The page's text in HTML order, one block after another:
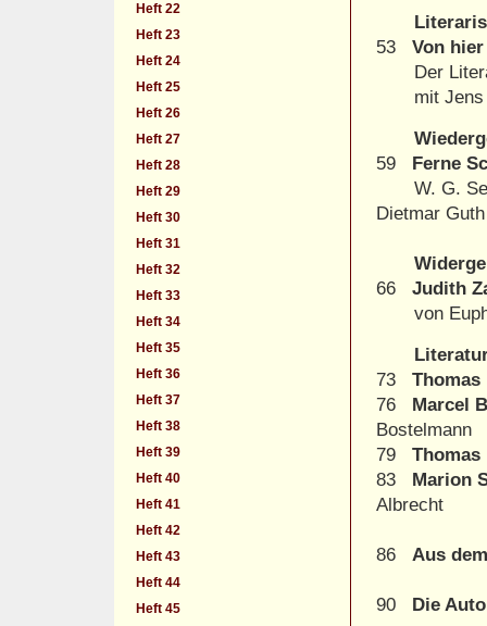
Heft 22
Heft 23
Heft 24
Heft 25
Heft 26
Heft 27
Heft 28
Heft 29
Heft 30
Heft 31
Heft 32
Heft 33
Heft 34
Heft 35
Heft 36
Heft 37
Heft 38
Heft 39
Heft 40
Heft 41
Heft 42
Heft 43
Heft 44
Heft 45
53 Von
Der
mit Jens
59
Ferne
W. G.
Dietmar
66 Judith
von
73 Thomas
76
Marcel
Bostelmann
79
83
Marion
Albrecht
86 Aus
90 Die